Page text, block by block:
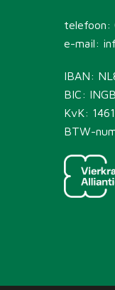
telefoon:
e-mail:
IBAN:
BIC:
KvK:
BTW-